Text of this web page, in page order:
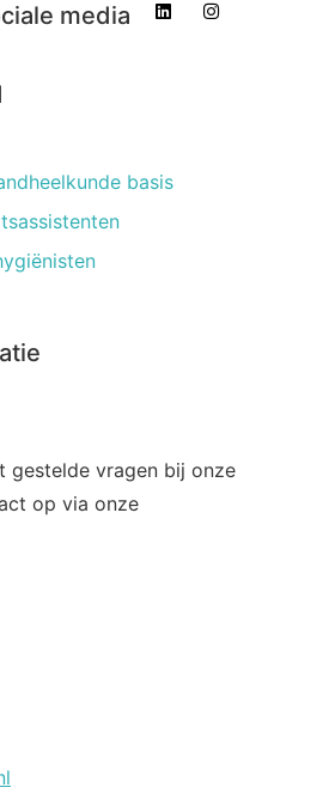
media
basis
gestelde vragen bij onze
op via onze